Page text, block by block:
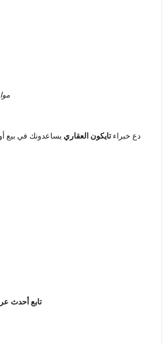
دع خبراءتايكون العقاري يساعدونك في بيع
تابع أحدث